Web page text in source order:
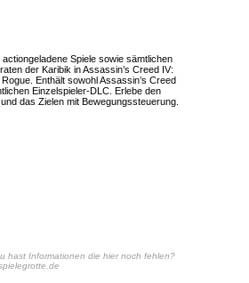
Spiele sowie sämtlichen
der Karibik in Assassin’s Creed IV:
Enthält sowohl Assassin’s Creed
Einzelspieler-DLC. Erlebe den
das Zielen mit Bewegungssteuerung.
hast Informationen die hier noch fehlen?